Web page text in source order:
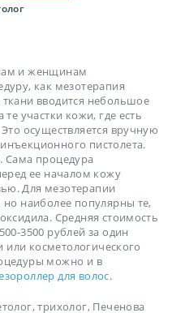
и женщинам
как мезотерапия
вводится небольшое
участки кожи, где есть
осуществляется вручную
пистолета.
Сама процедура
ее началом кожу
Для мезотерапии
наиболее популярны те,
Средняя стоимость
3500 рублей за один
или косметологического
можно и в
для волос.
трихолог, Печенова